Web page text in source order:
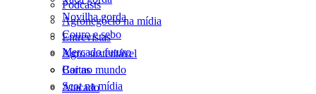
Podcasts
Agronegócio na mídia
Entrevistas
Agro sustentável
Cartas
Scot na mídia
Novilha gorda
Couro e sebo
Mercado futuro
Boi no mundo
Atacado